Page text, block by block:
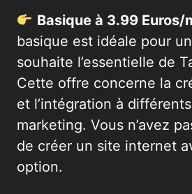
Basique à 3.99 Euros/
basique est idéale pour
souhaite l’essentielle de
Cette offre concerne la
et l’intégration à
marketing. Vous n’avez
de créer un site internet
option.